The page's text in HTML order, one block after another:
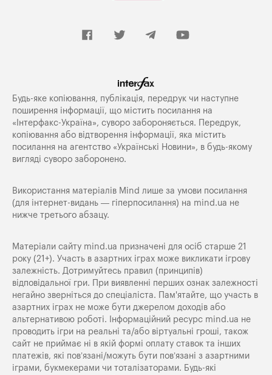
Будь-яке копiювання, публiкацiя, передрук чи наступне
поширення iнформацiї, що мiстить посилання на
«Iнтерфакс-Україна», суворо забороняється. Передрук,
копіювання або відтворення інформації, яка містить
посилання на агентство «Українські Новини», в будь-якому
вигляді суворо заборонено.
Використання матеріалів Mind лише за умови посилання
(для інтернет-видань — гіперпосилання) на mind.ua не
нижче третього абзацу.
Матеріали сайту mind.ua призначені для осіб старше 21
року (21+). Участь в азартних іграх може викликати ігрову
залежність. Дотримуйтесь правил (принципів)
відповідальної гри. При виявленні перших ознак залежності
негайно зверніться до спеціаліста. Пам'ятайте, що участь в
азартних іграх не може бути джерелом доходів або
альтернативою роботі. Інформаційний ресурс mind.ua не
проводить ігри на реальні та/або віртуальні гроші, також
сайт не приймає ні в якій формі оплату ставок та інших
платежів, які пов’язані/можуть бути пов’язані з азартними
іграми, букмекерами чи тоталізаторами. Будь-які